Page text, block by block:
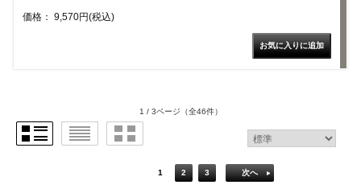
価格： 9,570円(税込)
1 / 3ページ （全46件）
1 2 3 次へ